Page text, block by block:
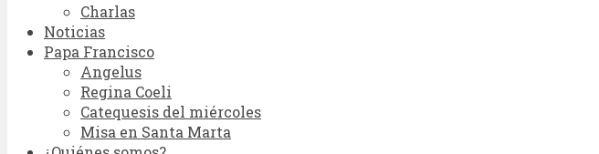
Charlas
Noticias
Papa Francisco
Angelus
Regina Coeli
Catequesis del miércoles
Misa en Santa Marta